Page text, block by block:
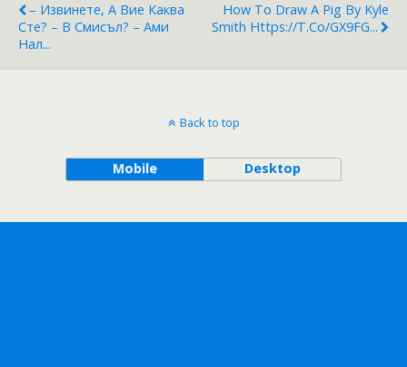
– Извинете, А Вие Каква
Сте? – В Смисъл? – Ами
Нал...
How To Draw A Pig By Kyle
Smith Https://t.co/gX9FG...
Back to top
Mobile Desktop